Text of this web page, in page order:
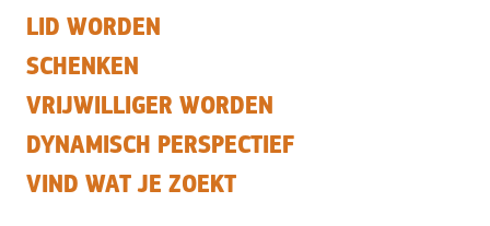
LID WORDEN
SCHENKEN
VRIJWILLIGER WORDEN
DYNAMISCH PERSPECTIEF
VIND WAT JE ZOEKT